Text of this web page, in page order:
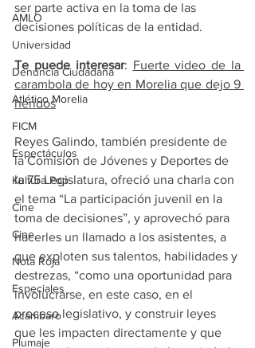
AMLO
Universidad
Denuncia Ciudadana
Atlético Morelia
FICM
Espectáculos
Kultura Pop
Cine
Cine
Nota Roja
Especiales
Acámbaro
Plumaje
ser parte activa en la toma de las
decisiones políticas de la entidad.
Te puede interesar: Fuerte video de la
carambola de hoy en Morelia que dejo 9
heridos
Reyes Galindo, también presidente de
la Comisión de Jóvenes y Deportes de
la 75 Legislatura, ofreció una charla con
el tema “La participación juvenil en la
toma de decisiones”, y aprovechó para
hacerles un llamado a los asistentes, a
que exploten sus talentos, habilidades y
destrezas, “como una oportunidad para
involucrarse, en este caso, en el
proceso legislativo, y construir leyes
que les impacten directamente y que